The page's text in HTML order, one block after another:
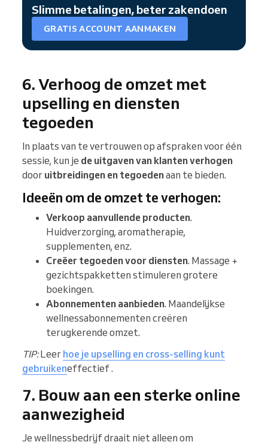
Slimme betalingen, beter zakendoen
GRATIS ACCOUNT AANMAKEN
6. Verhoog de omzet met
upselling en diensten
tegoeden
In plaats van te vertrouwen op afspraken voor één
sessie, kun je de uitgaven van klanten verhogen
door uitbreidingen en tegoedenaan te bieden.
Ideeën om de omzet te verhogen:
Verkoop aanvullende producten.
Huidverzorging, aromatherapie,
supplementen, enz.
Creëer tegoeden voor diensten. Massage +
gezichtspakketten stimuleren grotere
boekingen.
Abonnementen aanbieden. Maandelijkse
wellnessabonnementen creëren
terugkerende omzet.
TIP:Leer hoe je upselling en cross-selling kunt
gebruikeneffectief .
7. Bouw aan een sterke online
aanwezigheid
Je wellnessbedrijf draait niet alleen om